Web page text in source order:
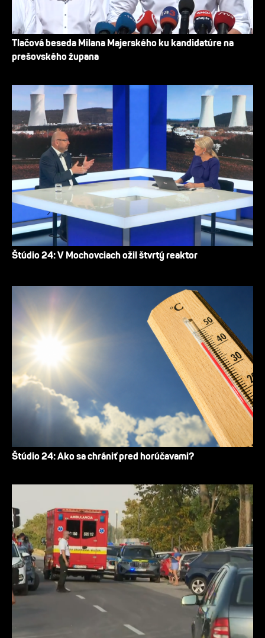
Tlačová beseda Milana Majerského ku kandidatúre na
prešovského župana
Štúdio 24: V Mochovciach ožil štvrtý reaktor
Štúdio 24: Ako sa chrániť pred horúčavami?